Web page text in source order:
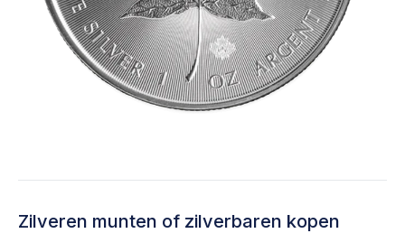
Zilveren munten of zilverbaren kopen